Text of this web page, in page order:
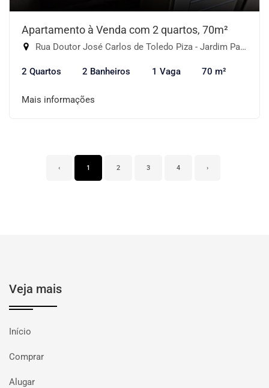
Apartamento à Venda com 2 quartos, 70m²
Rua Doutor José Carlos de Toledo Piza - Jardim Parque Morumbi, São Paulo-SP
2 Quartos 2 Banheiros 1 Vaga 70 m²
Mais informações
‹ 1 2 3 4 ›
Veja mais
Início
Comprar
Alugar